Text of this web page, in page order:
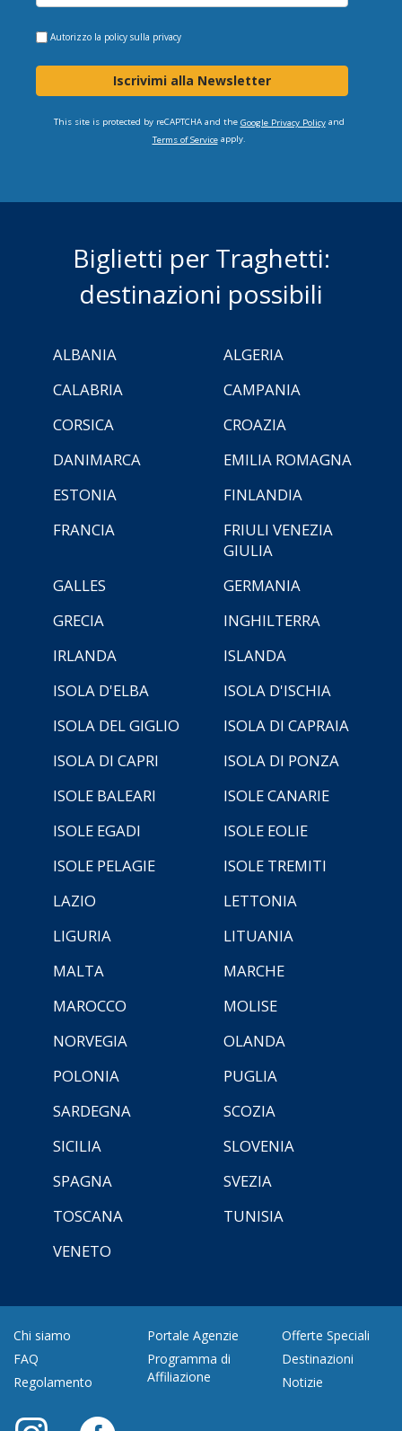
Autorizzo la policy sulla privacy
Iscrivimi alla Newsletter
This site is protected by reCAPTCHA and the Google Privacy Policyand
Terms of Serviceapply.
Biglietti per Traghetti:
destinazioni possibili
ALBANIA
ALGERIA
CALABRIA
CAMPANIA
CORSICA
CROAZIA
DANIMARCA
EMILIA ROMAGNA
ESTONIA
FINLANDIA
FRANCIA
FRIULI VENEZIA
GIULIA
GALLES
GERMANIA
GRECIA
INGHILTERRA
IRLANDA
ISLANDA
ISOLA D'ELBA
ISOLA D'ISCHIA
ISOLA DEL GIGLIO
ISOLA DI CAPRAIA
ISOLA DI CAPRI
ISOLA DI PONZA
ISOLE BALEARI
ISOLE CANARIE
ISOLE EGADI
ISOLE EOLIE
ISOLE PELAGIE
ISOLE TREMITI
LAZIO
LETTONIA
LIGURIA
LITUANIA
MALTA
MARCHE
MAROCCO
MOLISE
NORVEGIA
OLANDA
POLONIA
PUGLIA
SARDEGNA
SCOZIA
SICILIA
SLOVENIA
SPAGNA
SVEZIA
TOSCANA
TUNISIA
VENETO
Chi siamo
FAQ
Regolamento
Portale Agenzie
Programma di
Affiliazione
Offerte Speciali
Destinazioni
Notizie